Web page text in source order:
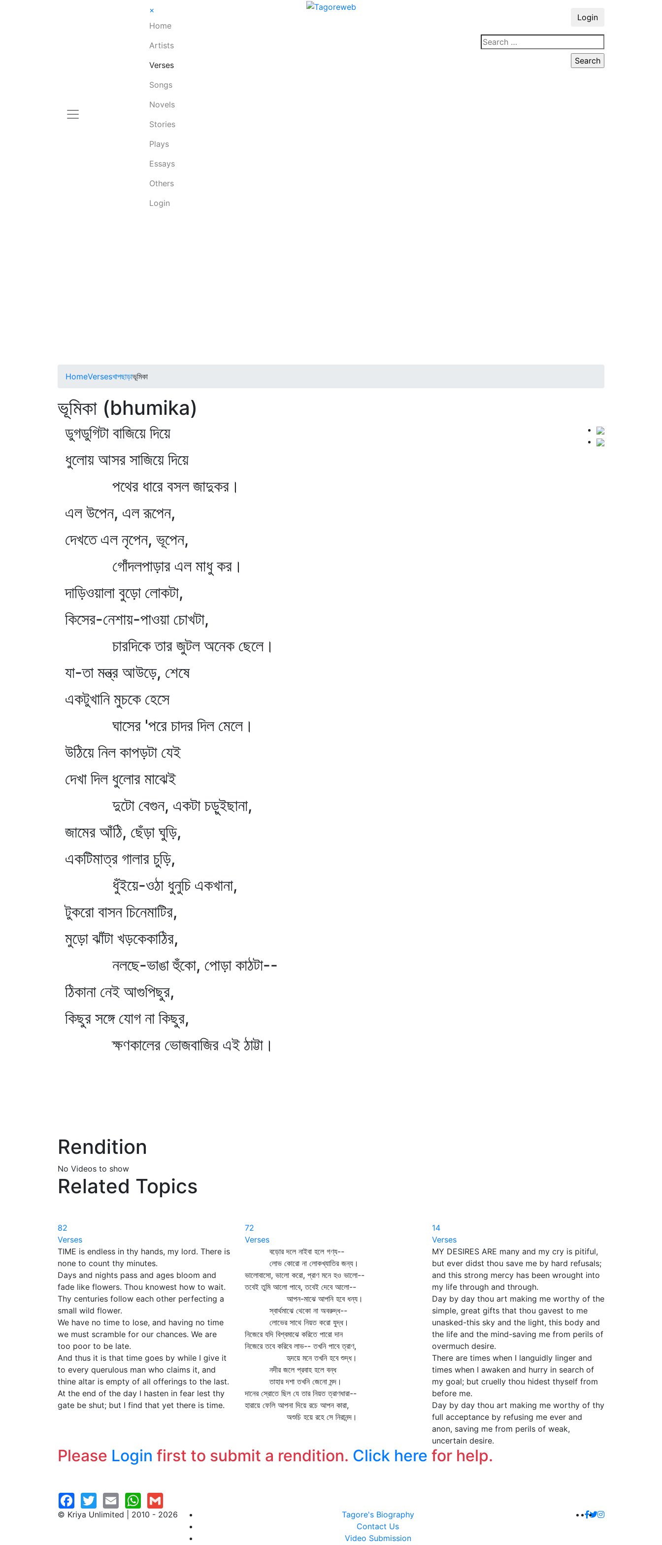
×
Home
Artists
Verses
Songs
Novels
Stories
Plays
Essays
Others
Login
Login
HomeVersesখাপছাড়াভূমিকা
ভূমিকা (bhumika)
ডুগডুগিটা বাজিয়ে দিয়ে
ধুলোয় আসর সাজিয়ে দিয়ে
পথের ধারে বসল জাদুকর।
এল উপেন, এল রূপেন,
দেখতে এল নৃপেন, ভূপেন,
গোঁদলপাড়ার এল মাধু কর।
দাড়িওয়ালা বুড়ো লোকটা,
কিসের-নেশায়-পাওয়া চোখটা,
চারদিকে তার জুটল অনেক ছেলে।
যা-তা মন্ত্র আউড়ে, শেষে
একটুখানি মুচকে হেসে
ঘাসের 'পরে চাদর দিল মেলে।
উঠিয়ে নিল কাপড়টা যেই
দেখা দিল ধুলোর মাঝেই
দুটো বেগুন, একটা চড়ুইছানা,
জামের আঁঠি, ছেঁড়া ঘুড়ি,
একটিমাত্র গালার চুড়ি,
ধুঁইয়ে-ওঠা ধুনুচি একখানা,
টুকরো বাসন চিনেমাটির,
মুড়ো ঝাঁটা খড়কেকাঠির,
নলছে-ভাঙা হুঁকো, পোড়া কাঠটা--
ঠিকানা নেই আগুপিছুর,
কিছুর সঙ্গে যোগ না কিছুর,
ক্ষণকালের ভোজবাজির এই ঠাট্টা।
Rendition
No Videos to show
Related Topics
82
Verses
TIME is endless in thy hands, my lord. There is
none to count thy minutes.
Days and nights pass and ages bloom and
fade like flowers. Thou knowest how to wait.
Thy centuries follow each other perfecting a
small wild flower.
We have no time to lose, and having no time
we must scramble for our chances. We are
too poor to be late.
And thus it is that time goes by while I give it
to every querulous man who claims it, and
thine altar is empty of all offerings to the last.
At the end of the day I hasten in fear lest thy
gate be shut; but I find that yet there is time.
72
Verses
বড়োর দলে নাইবা হলে গণ্য--
লোভ কোরো না লোকখ্যাতির জন্য।
ভালোবাসো, ভালো করো, প্রাণ মনে হও ভালো--
তবেই তুমি আলো পাবে, তবেই দেবে আলো--
আপন-মাঝে আপনি হবে ধন্য।
স্বার্থমাঝে থেকো না অবরুদ্ধ--
লোভের সাথে নিয়ত করো যুদ্ধ।
নিজেরে যদি বিশ্বমাঝে করিতে পারো দান
নিজেরে তবে করিবে লাভ-- তখনি পাবে ত্রাণ,
হৃদয়ে মনে তখনি হবে শুদ্ধ।
নদীর জলে প্রবাহ হলে বন্ধ
তাহার দশা তখনি জেনো মন্দ।
দানের স্রোতে ছিল যে তার নিয়ত ত্রাণধারা--
হারায়ে ফেলি আপনা দিয়ে রচে আপন কারা,
অশুচি হয়ে রহে সে নিরানন্দ।
14
Verses
MY DESIRES ARE many and my cry is pitiful,
but ever didst thou save me by hard refusals;
and this strong mercy has been wrought into
my life through and through.
Day by day thou art making me worthy of the
simple, great gifts that thou gavest to me
unasked-this sky and the light, this body and
the life and the mind-saving me from perils of
overmuch desire.
There are times when I languidly linger and
times when I awaken and hurry in search of
my goal; but cruelly thou hidest thyself from
before me.
Day by day thou art making me worthy of thy
full acceptance by refusing me ever and
anon, saving me from perils of weak,
uncertain desire.
Please Login first to submit a rendition. Click here for help.
© Kriya Unlimited | 2010 - 2026
Tagore's Biography
Contact Us
Video Submission